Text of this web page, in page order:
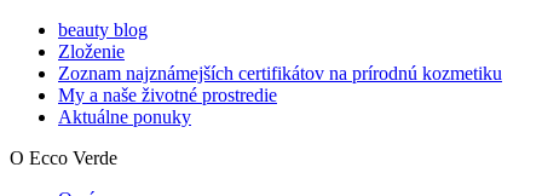
beauty blog
Zloženie
Zoznam najznámejších certifikátov na prírodnú kozmetiku
My a naše životné prostredie
Aktuálne ponuky
O Ecco Verde